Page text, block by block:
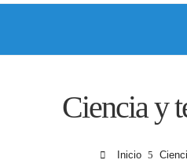
Ciencia y
Inicio